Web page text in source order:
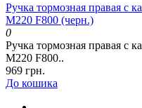
Ручка тормозная правая с
M220 F800 (черн.)
0
Ручка тормозная правая с
M220 F800..
969 грн.
До кошика